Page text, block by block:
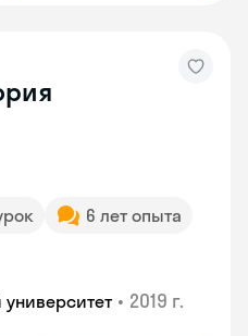
6 лет опыта
• 2019 г.